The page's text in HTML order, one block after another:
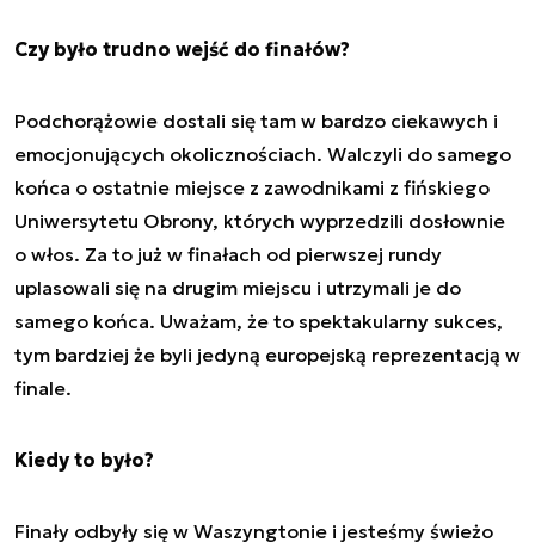
Czy było trudno wejść do finałów?
Podchorążowie dostali się tam w bardzo ciekawych i
emocjonujących okolicznościach. Walczyli do samego
końca o ostatnie miejsce z zawodnikami z fińskiego
Uniwersytetu Obrony, których wyprzedzili dosłownie
o włos. Za to już w finałach od pierwszej rundy
uplasowali się na drugim miejscu i utrzymali je do
samego końca. Uważam, że to spektakularny sukces,
tym bardziej że byli jedyną europejską reprezentacją w
finale.
Kiedy to było?
Finały odbyły się w Waszyngtonie i jesteśmy świeżo